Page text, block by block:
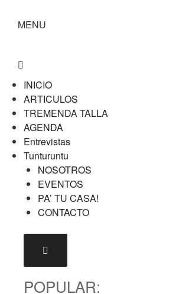
MENU
INICIO
ARTICULOS
TREMENDA TALLA
AGENDA
Entrevistas
Tunturuntu
NOSOTROS
EVENTOS
PA’ TU CASA!
CONTACTO
Menú conmutador hamburguesa
POPULAR: